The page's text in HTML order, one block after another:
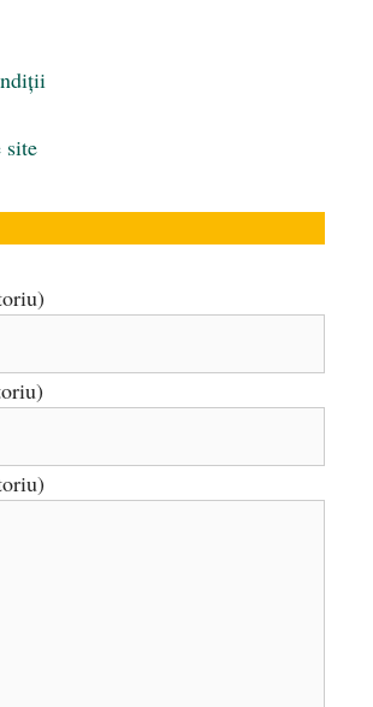
site